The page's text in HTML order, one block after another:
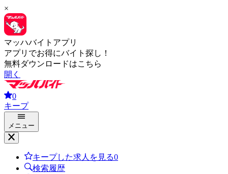
×
マッハバイトアプリ
アプリでお得にバイト探し！
無料ダウンロードはこちら
開く
0
キープ
メニュー
キープした求人を見る0
検索履歴